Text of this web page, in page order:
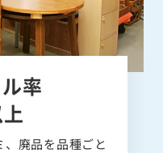
率
廃品を品種ごと